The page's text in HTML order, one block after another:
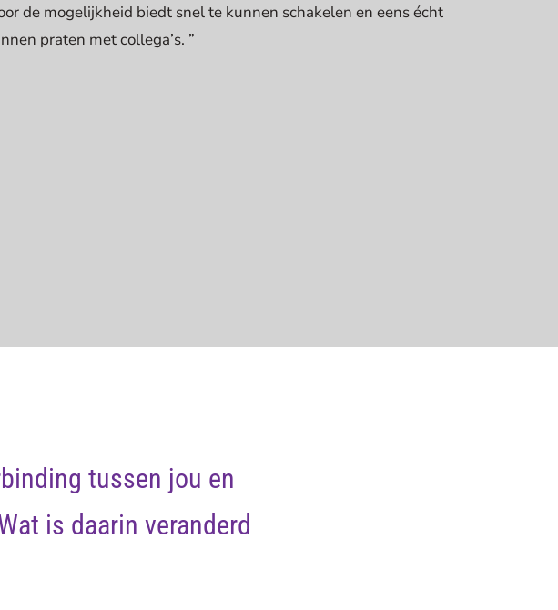
de mogelijkheid biedt snel te kunnen schakelen en eens écht
praten met collega’s. ”
tussen jou en
is daarin veranderd